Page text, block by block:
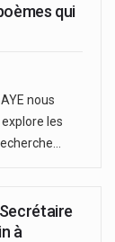
qui
nous
les
à